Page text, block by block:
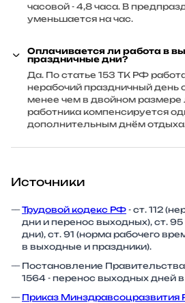
часовой - 4,8 часа. В
уменьшается на час.
Оплачивается ли работа в
праздничные дни?
Да. По статье 153 ТК РФ
нерабочий праздничный день
менее чем в двойном
работника компенсируется
дополнительным днём
Источники
Трудовой кодекс РФ - ст. 112
дни и перенос выходных), ст.
дни), ст. 91 (норма рабочего
в выходные и праздники).
Постановление
1564 - перенос выходных дней
Приказ Минздравсоцразвития